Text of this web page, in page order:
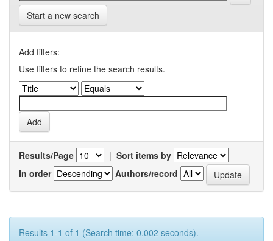
Start a new search
Add filters:
Use filters to refine the search results.
Results/Page | Sort items by
In order
Authors/record
Results 1-1 of 1 (Search time: 0.002 seconds).